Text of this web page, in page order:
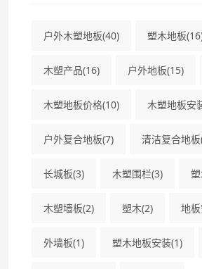
户外木塑地板(40) 塑木地板
木塑产品(16) 户外地板(15)
木塑地板价格(10) 木塑地板安
户外复合地板(7) 清洁复合地板
长城板(3) 木塑围栏(3)
木塑墙板(2) 塑木(2) 地
外墙板(1) 塑木地板安装(1)